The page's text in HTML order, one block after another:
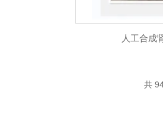
人工合成
共